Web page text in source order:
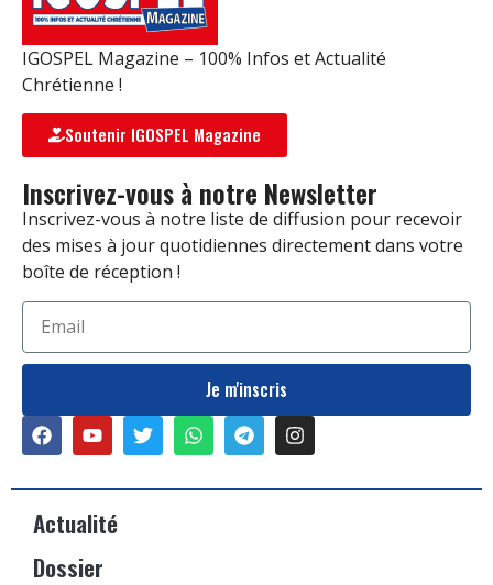
IGOSPEL Magazine – 100% Infos et Actualité
Chrétienne !
Soutenir IGOSPEL Magazine
Inscrivez-vous à notre Newsletter
Inscrivez-vous à notre liste de diffusion pour recevoir
des mises à jour quotidiennes directement dans votre
boîte de réception !
Je m'inscris
Actualité
Dossier